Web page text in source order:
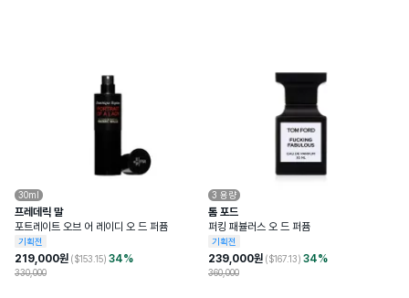
30ml
프레데릭 말
포트레이트 오브 어 레이디 오 드 퍼퓸
기획전
219,000원 ($153.15) 34%
330,000
3 용량
톰 포드
퍼킹 패뷸러스 오 드 퍼퓸
기획전
239,000원 ($167.13) 34%
360,000